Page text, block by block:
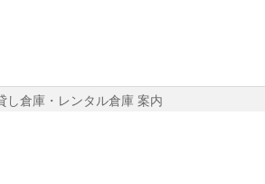
し倉庫・レンタル倉庫 案内